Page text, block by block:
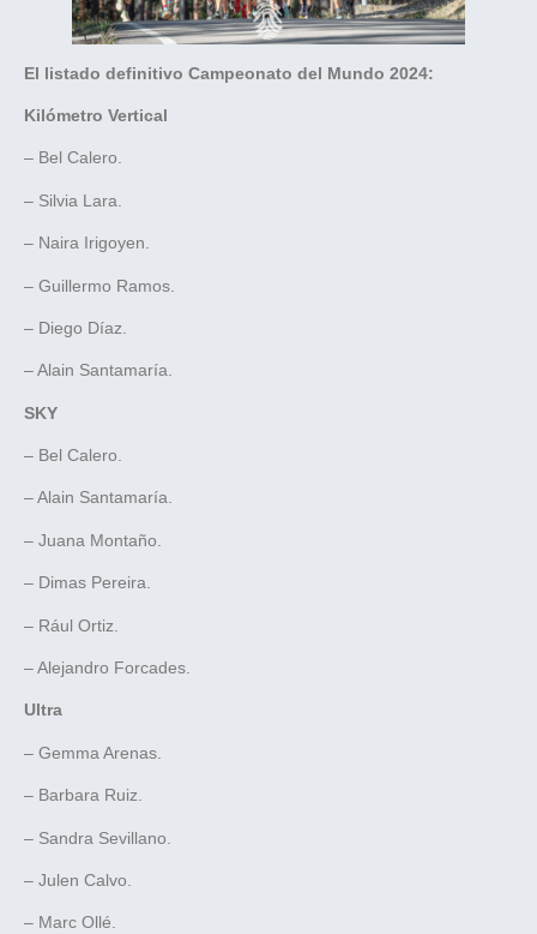
El listado definitivo Campeonato del Mundo 2024:
Kilómetro Vertical
– Bel Calero.
– Silvia Lara.
– Naira Irigoyen.
– Guillermo Ramos.
– Diego Díaz.
– Alain Santamaría.
SKY
– Bel Calero.
– Alain Santamaría.
– Juana Montaño.
– Dimas Pereira.
– Rául Ortiz.
– Alejandro Forcades.
Ultra
– Gemma Arenas.
– Barbara Ruiz.
– Sandra Sevillano.
– Julen Calvo.
– Marc Ollé.